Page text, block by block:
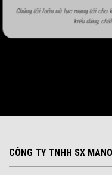
Chúng tôi luôn nỗ lực mang tới cho
kiểu dáng,
CÔNG TY TNHH SX